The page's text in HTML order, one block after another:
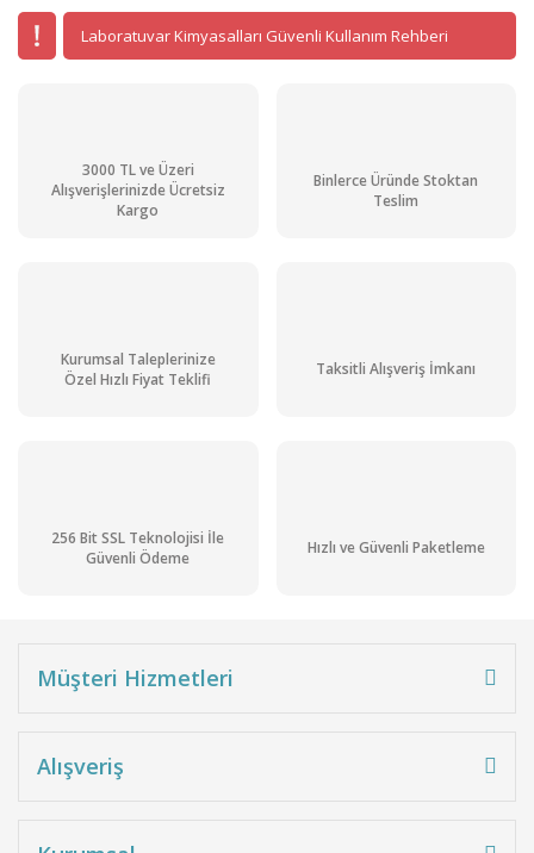
Laboratuvar Kimyasalları Güvenli Kullanım Rehberi
3000 TL ve Üzeri
Alışverişlerinizde Ücretsiz
Kargo
Binlerce Üründe Stoktan
Teslim
Kurumsal Taleplerinize
Özel Hızlı Fiyat Teklifi
Taksitli Alışveriş İmkanı
256 Bit SSL Teknolojisi İle
Güvenli Ödeme
Hızlı ve Güvenli Paketleme
Müşteri Hizmetleri
Alışveriş